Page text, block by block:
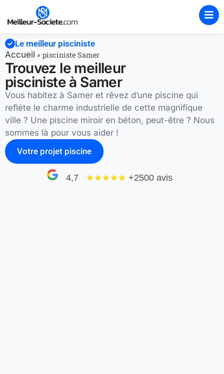
Le meilleur pisciniste
Accueil » pisciniste Samer
Trouvez le meilleur
pisciniste à Samer
Vous habitez à Samer et rêvez d’une piscine qui
reflète le charme industrielle de cette magnifique
ville ? Une piscine miroir en béton, peut-être ? Nous
sommes là pour vous aider !
Votre projet piscine
4,7 ★★★★★ +2500 avis